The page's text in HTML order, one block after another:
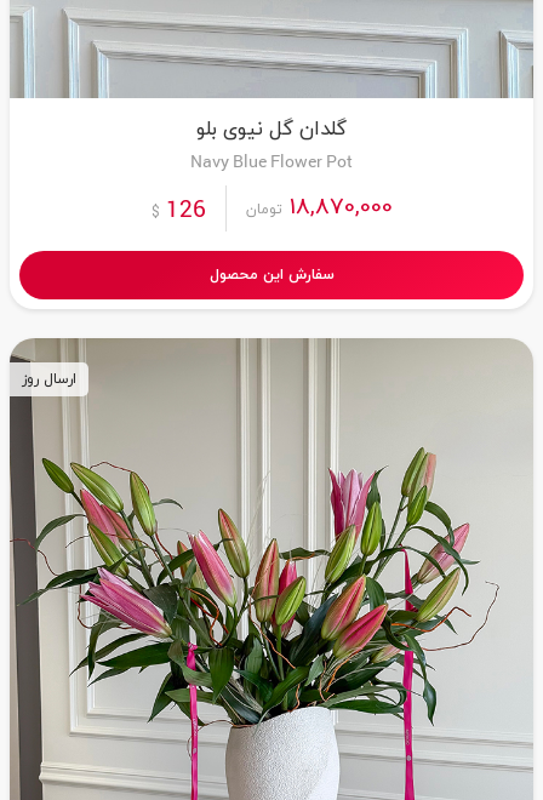
گلدان گل نیوی بلو
Navy Blue Flower Pot
18,870,000 تومان 126
$
سفارش این محصول
ارسال روز